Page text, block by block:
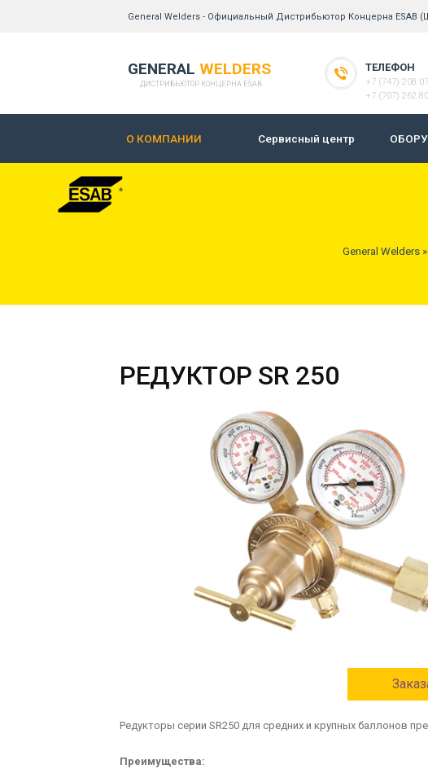
General Welders - Официальный Дистрибьютор Концерна ESAB
GENERAL WELDERS
ДИСТРИБЬЮТОР КОНЦЕРНА ESAB
ТЕЛЕФОН
+7 (747) 208
+7 (707) 262
О КОМПАНИИ Сервисный центр
General Welders »
РЕДУКТОР SR 250
Редукторы серии SR250 для средних и крупных баллонов
Преимущества: